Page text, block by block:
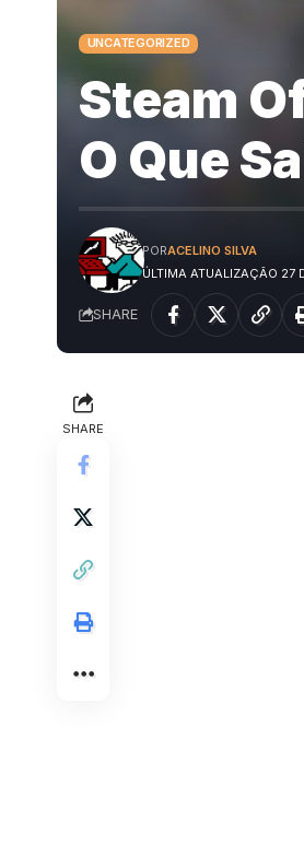
UNCATEGORIZED
Steam
O Que
ÚLTIMA ATUALIZAÇÃO 27
PORACELINO SILVA
SHARE
SHARE